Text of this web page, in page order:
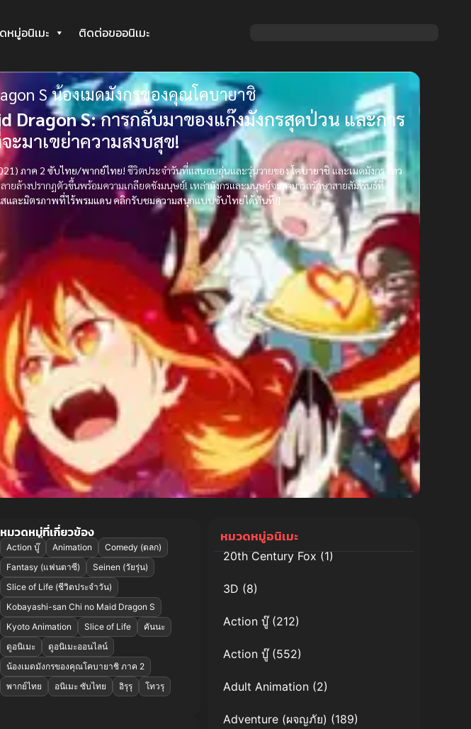
หมู่อนิเมะ ติดต่อขออนิเมะ
S น้องเมดมังกรของคุณโคบายาชิ
Dragon S:การกลับมาของแก๊งมังกรสุดป่วน และการ
ะมาเขย่าความสงบสุข!
ภาค 2 ซับไทย/พากย์ไทย! ชีวิตประจำวันที่แสนอบอุ่นและวุ่นวายของโคบายาชิ และเมดมังกรโทว
ายล้างปรากฏตัวขึ้นพร้อมความเกลียดชังมนุษย์! เหล่ามังกรและมนุษย์จะสามารถรักษาสายสัมพันธ์ที่
สและมิตรภาพที่ไร้พรมแดน คลิกรับชมความสนุกแบบซับไทยได้ทันที!]
หมวดหมู่ที่เกี่ยวข้อง
Action บู๊ Animation
Comedy (ตลก)
Fantasy (แฟนตาซี)
Seinen (วัยรุ่น)
Slice of Life (ชีวิตประจำวัน)
Kobayashi-san Chi no Maid Dragon S
Kyoto Animation
Slice of Life
คันนะ
ดูอนิเมะ
ดูอนิเมะออนไลน์
น้องเมดมังกรของคุณโคบายาชิ ภาค 2
พากย์ไทย
อนิเมะ ซับไทย อิรุรุ โทวรุ
หมวดหมู่อนิเมะ
20th Century Fox(1)
3D (8)
Action บู๊(212)
Action บู๊(552)
Adult Animation (2)
Adventure (ผจญภัย) (189)